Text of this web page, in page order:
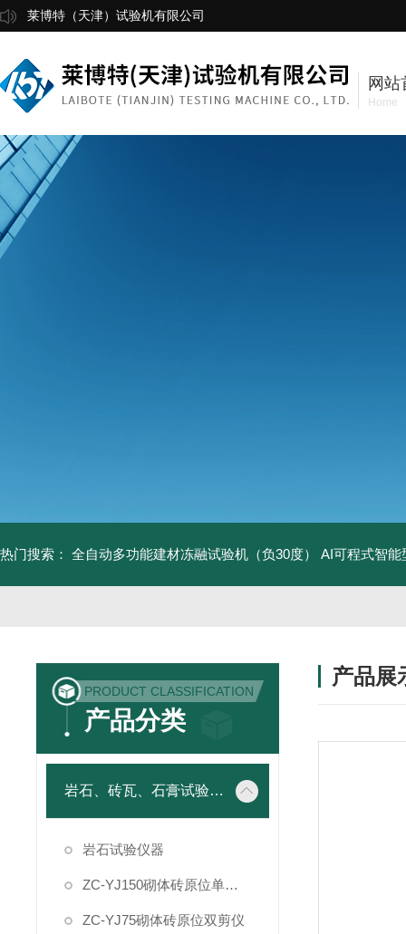
莱博特（天津）试验机有限公司
网站
Home
热门搜索： 全自动多功能建材冻融试验机（负30度） AI可程式智能
PRODUCT CLASSIFICATION
产品分类
岩石、砖瓦、石膏试验仪器
岩石试验仪器
ZC-YJ150砌体砖原位单剪仪
ZC-YJ75砌体砖原位双剪仪
产品展